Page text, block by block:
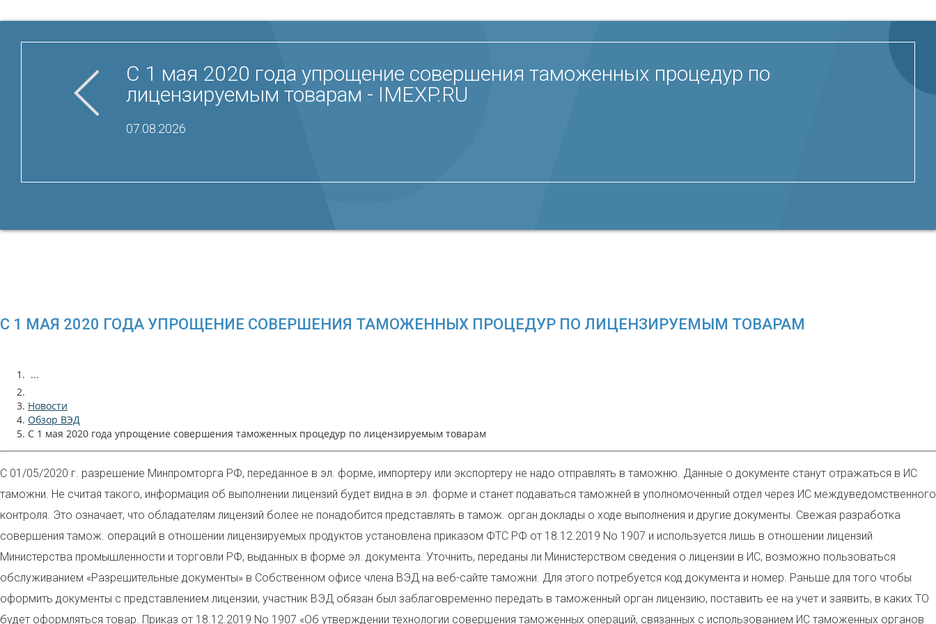
C 1 мая 2020 года упрощение совершения таможенных процедур по
лицензируемым товарам - IMEXP.RU
07.08.2026
C 1 МАЯ 2020 ГОДА УПРОЩЕНИЕ СОВЕРШЕНИЯ ТАМОЖЕННЫХ ПРОЦЕДУР ПО ЛИЦЕНЗИРУЕМЫМ ТОВАРАМ
...
Новости
Обзор ВЭД
C 1 мая 2020 года упрощение совершения таможенных процедур по лицензируемым товарам
С 01/05/2020 г. разрешение Минпромторга РФ, переданное в эл. форме, импортеру или экспортеру не надо отправлять в таможню. Данные о документе станут отражаться в ИС
таможни. Не считая такого, информация об выполнении лицензий будет видна в эл. форме и станет подаваться таможней в уполномоченный отдел через ИС междуведомственного
контроля. Это означает, что обладателям лицензий более не понадобится представлять в тамож. орган доклады о ходе выполнения и другие документы. Свежая разработка
совершения тамож. операций в отношении лицензируемых продуктов установлена приказом ФТС РФ от 18.12.2019 No 1907 и используется лишь в отношении лицензий
Министерства промышленности и торговли РФ, выданных в форме эл. документа. Уточнить, переданы ли Министерством сведения о лицензии в ИС, возможно пользоваться
обслуживанием «Разрешительные документы» в Собственном офисе члена ВЭД на веб-сайте таможни. Для этого потребуется код документа и номер. Раньше для того чтобы
оформить документы с представлением лицензии, участник ВЭД обязан был заблаговременно передать в таможенный орган лицензию, поставить ее на учет и заявить, в каких ТО
будет оформляться товар. Приказ от 18.12.2019 No 1907 «Об утверждении технологии совершения таможенных операций, связанных с использованием ИС таможенных органов